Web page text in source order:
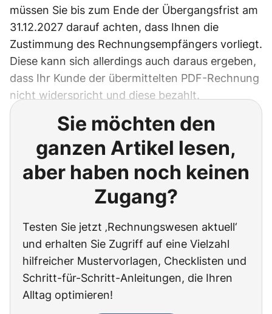
müssen Sie bis zum Ende der Übergangsfrist am
31.12.2027 darauf achten, dass Ihnen die
Zustimmung des Rechnungsempfängers vorliegt.
Diese kann sich allerdings auch daraus ergeben,
dass Ihr Kunde der übermittelten PDF-Rechnung
nicht widerspricht und diese bezahlt.
Sie möchten den
ganzen Artikel lesen,
aber haben noch keinen
Zugang?
Testen Sie jetzt ‚Rechnungswesen aktuell‘
und erhalten Sie Zugriff auf eine Vielzahl
hilfreicher Mustervorlagen, Checklisten und
Schritt-für-Schritt-Anleitungen, die Ihren
Alltag optimieren!